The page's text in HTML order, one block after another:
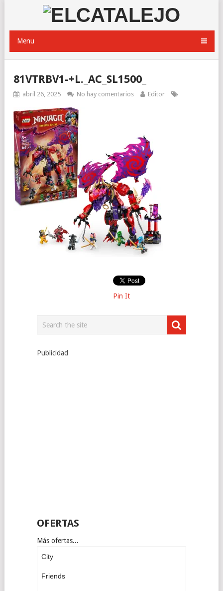
Menu
81VTRBV1-+L._AC_SL1500_
abril 26, 2025 No hay comentarios Editor
Pin It
Publicidad
OFERTAS
Más ofertas...
City
Friends